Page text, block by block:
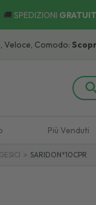
🚚 SPEDIZIONI
Comodo:Scoprii
Più Venduti
> SARIDON*10CPR